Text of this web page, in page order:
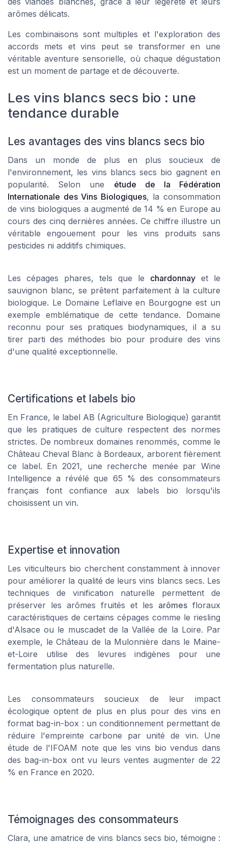
arômes délicats.
Les combinaisons sont multiples et l'exploration des
accords mets et vins peut se transformer en une
véritable aventure sensorielle, où chaque dégustation
est un moment de partage et de découverte.
Les vins blancs secs bio : une
tendance durable
Les avantages des vins blancs secs bio
Dans un monde de plus en plus soucieux de
l'environnement, les vins blancs secs bio gagnent en
popularité. Selon une étude de la Fédération
Internationale des Vins Biologiques, la consommation
de vins biologiques a augmenté de 14 % en Europe au
cours des cinq dernières années. Ce chiffre illustre un
véritable engouement pour les vins produits sans
pesticides ni additifs chimiques.
Les cépages phares, tels que le chardonnay et le
sauvignon blanc, se prêtent parfaitement à la culture
biologique. Le Domaine Leflaive en Bourgogne est un
exemple emblématique de cette tendance. Domaine
reconnu pour ses pratiques biodynamiques, il a su
tirer parti des méthodes bio pour produire des vins
d'une qualité exceptionnelle.
Certifications et labels bio
En France, le label AB (Agriculture Biologique) garantit
que les pratiques de culture respectent des normes
strictes. De nombreux domaines renommés, comme le
Château Cheval Blanc à Bordeaux, arborent fièrement
ce label. En 2021, une recherche menée par Wine
Intelligence a révélé que 65 % des consommateurs
français font confiance aux labels bio lorsqu'ils
choisissent un vin.
Expertise et innovation
Les viticulteurs bio cherchent constamment à innover
pour améliorer la qualité de leurs vins blancs secs. Les
techniques de vinification naturelle permettent de
préserver les arômes fruités et les arômes floraux
caractéristiques de certains cépages comme le riesling
d'Alsace ou le muscadet de la Vallée de la Loire. Par
exemple, le Château de la Mulonnière dans le Maine-
et-Loire utilise des levures indigènes pour une
fermentation plus naturelle.
Les consommateurs soucieux de leur impact
écologique optent de plus en plus pour des vins en
format bag-in-box : un conditionnement permettant de
réduire l'empreinte carbone par unité de vin. Une
étude de l'IFOAM note que les vins bio vendus dans
des bag-in-box ont vu leurs ventes augmenter de 22
% en France en 2020.
Témoignages des consommateurs
Clara, une amatrice de vins blancs secs bio, témoigne :